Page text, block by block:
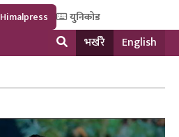
युनिकोड
भर्खरै English